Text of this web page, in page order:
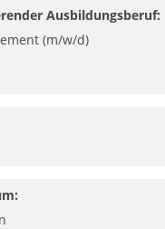
Ausbildungsberuf:
(m/w/d)